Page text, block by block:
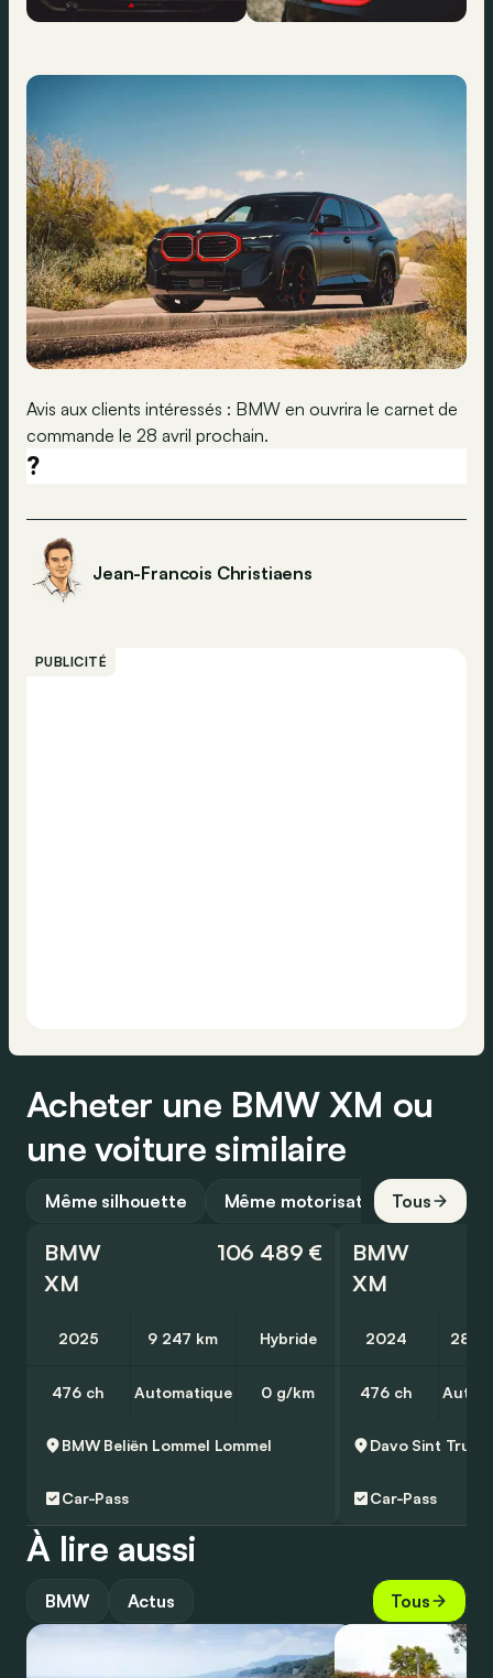
Avis aux clients intéressés : BMW en ouvrira le carnet de
commande le 28 avril prochain.
?
Jean-Francois Christiaens
PUBLICITÉ
Acheter une BMW XM ou
une voiture similaire
Même silhouette Même motorisation Tous
BMW
XM
106 489 €
2025 9 247 km Hybride
476 ch Automatique 0 g/km
BMW Beliën Lommel Lommel
Car-Pass
BMW
XM
2024 28
476 ch
Davo Sint
Car-Pass
À lire aussi
BMW Actus Tous